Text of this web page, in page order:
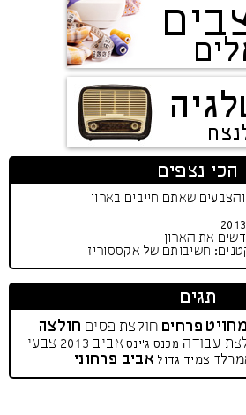
הכי נצפים
חשיבותם של אקססוריז
תגים
מחויט פרחים חולצת פסים חולצה
עבודה מכנס ג'ינס אביב 2013
צבעי
צמיד גדול אביב פרחוני